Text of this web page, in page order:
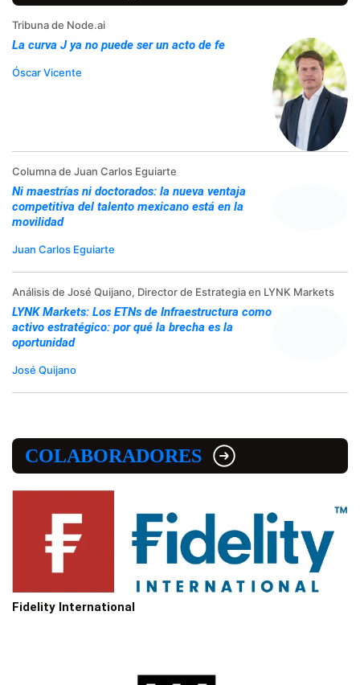
Tribuna de Node.ai
La curva J ya no puede ser un acto de fe
Óscar Vicente
Columna de Juan Carlos Eguiarte
Ni maestrías ni doctorados: la nueva ventaja
competitiva del talento mexicano está en la
movilidad
Juan Carlos Eguiarte
Análisis de José Quijano, Director de Estrategia en LYNK Markets
LYNK Markets: Los ETNs de Infraestructura como
activo estratégico: por qué la brecha es la
oportunidad
José Quijano
COLABORADORES
Fidelity International